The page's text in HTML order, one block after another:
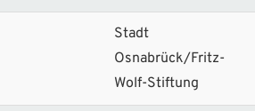
Stadt
Osnabrück/Fritz-
Wolf-Stiftung